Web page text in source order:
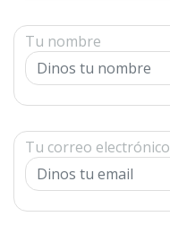
Tu nombre
Tu correo electrónico